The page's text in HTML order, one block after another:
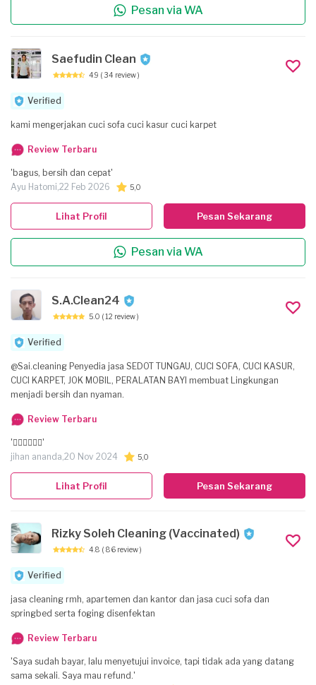
Pesan via WA
Saefudin Clean
4.9 ( 34 review )
Verified
kami mengerjakan cuci sofa cuci kasur cuci karpet
Review Terbaru
'bagus, bersih dan cepat'
Ayu Hatomi,22 Feb 2026 5,0
Pesan Sekarang
Pesan via WA
Lihat Profil
S.A.Clean24
5.0 ( 12 review )
Verified
@Sai.cleaning Penyedia jasa SEDOT TUNGAU, CUCI SOFA, CUCI KASUR,
CUCI KARPET, JOK MOBIL, PERALATAN BAYI membuat Lingkungan
menjadi bersih dan nyaman.
Review Terbaru
'👍🏼👍🏼👍🏼'
jihan ananda,20 Nov 2024 5,0
Pesan Sekarang
Lihat Profil
Rizky Soleh Cleaning (Vaccinated)
4.8 ( 86 review )
Verified
jasa cleaning rmh, apartemen dan kantor dan jasa cuci sofa dan
springbed serta foging disenfektan
Review Terbaru
'Saya sudah bayar, lalu menyetujui invoice, tapi tidak ada yang datang
sama sekali. Saya mau refund.'